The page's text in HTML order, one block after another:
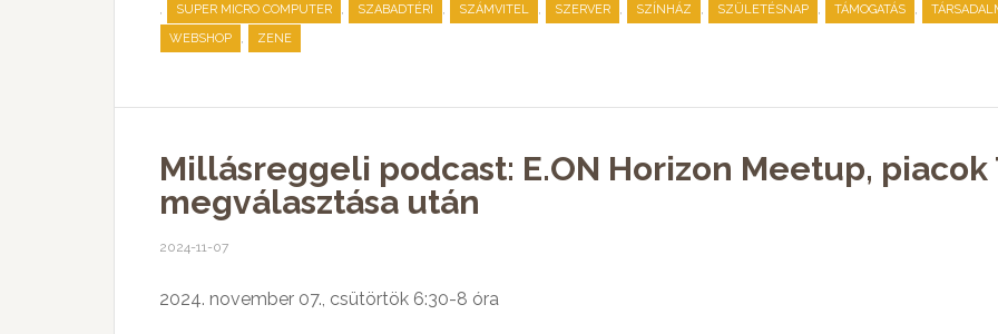
, SUPER MICRO COMPUTER , SZABADTÉRI , SZÁMVITEL , SZERVER , SZÍNHÁZ , SZÜLETÉSNAP , TÁMOGATÁS ,
WEBSHOP , ZENE
Millásreggeli podcast: E.ON Horizon Meetup, piacok
megválasztása után
2024-11-07
2024. november 07., csütörtök 6:30-8 óra